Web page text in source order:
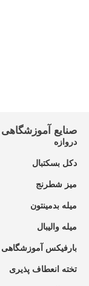
صنایع آموزشگاهی
دروازه
دکل بسکتبال
میز شطرنج
میله بدمینتون
میله والیبال
بارفیکس آموزشگاهی
تخته انعطاف پذیری